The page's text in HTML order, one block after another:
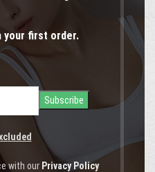
your first order.
with our Privacy Policy